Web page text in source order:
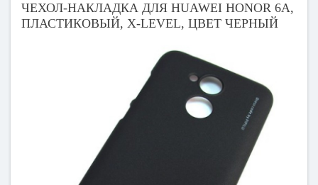
ЧЕХОЛ-НАКЛАДКА ДЛЯ HUAWEI HONOR 6A,
ПЛАСТИКОВЫЙ, X-LEVEL, ЦВЕТ ЧЕРНЫЙ